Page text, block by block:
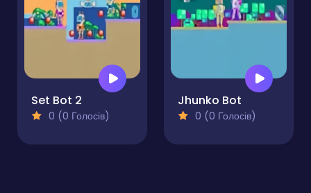
Set Bot 2
0 (0 Голосів)
Jhunko Bot
0 (0 Голосів)